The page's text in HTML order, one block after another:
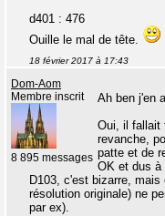
d401 : 476
Ouille le mal de tête.
18 février 2017 à 17:43
Dom-Aom
Membre inscrit
8 895 messages
Ah ben j'en
Oui, il fallait
revanche,
patte et de
OK et dus à
D103, c'est bizarre,
résolution originale) ne
par ex).